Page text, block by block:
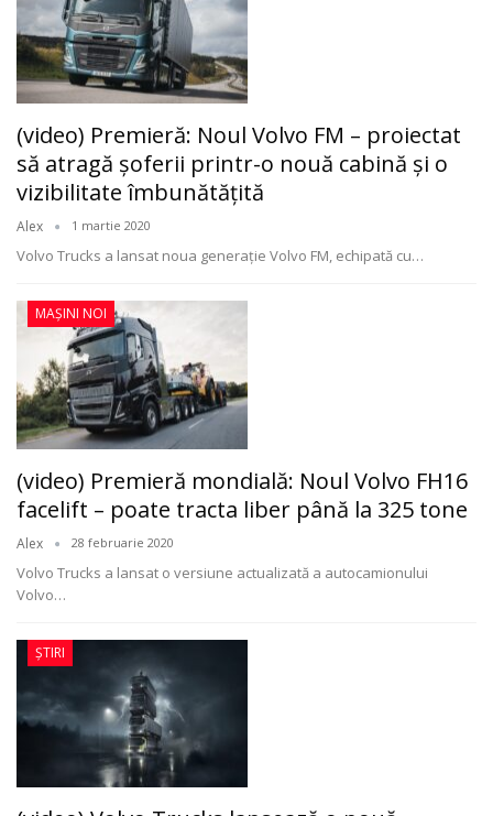
(video) Premieră: Noul Volvo FM – proiectat
să atragă șoferii printr-o nouă cabină și o
vizibilitate îmbunătățită
Alex 1 martie 2020
Volvo Trucks a lansat noua generație Volvo FM, echipată cu…
MAȘINI NOI
(video) Premieră mondială: Noul Volvo FH16
facelift – poate tracta liber până la 325 tone
Alex 28 februarie 2020
Volvo Trucks a lansat o versiune actualizată a autocamionului
Volvo…
ȘTIRI